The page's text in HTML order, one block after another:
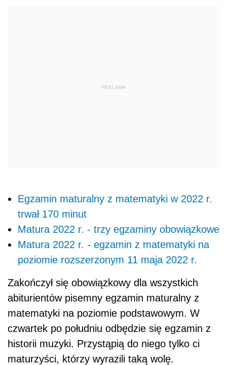
Egzamin maturalny z matematyki w 2022 r.
trwał 170 minut
Matura 2022 r. - trzy egzaminy obowiązkowe
Matura 2022 r. - egzamin z matematyki na
poziomie rozszerzonym 11 maja 2022 r.
Zakończył się obowiązkowy dla wszystkich
abiturientów pisemny egzamin matura lny z
matematyki na poziomie podstawowym. W
czwartek po południu odbędzie się egzamin z
historii muzyki. Przystąpią do niego tylko ci
maturzyści, którzy wyrazili taką wolę.